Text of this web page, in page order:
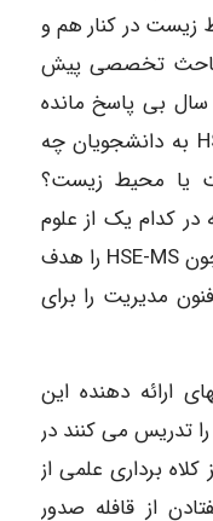
در کنار هم و
مباحث تخصصی پیش
سال بی پاسخ مانده
است این که در کارشناسی ارشد HSE به دانشجویان چه
یا محیط زیست؟
کدام یک از علوم
صاحب نظر خواهد بود یا نه شاید چون HSE-MS را هدف
مدیریت را برای
ارائه دهنده این
تدریس می کنند در
برداری علمی از
از قافله صدور